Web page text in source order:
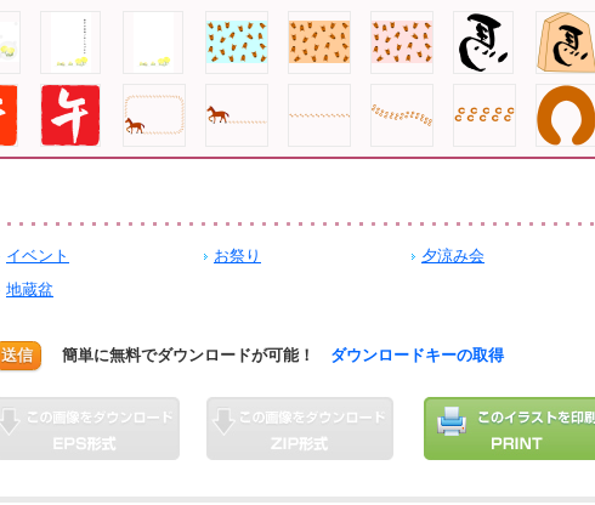
イベント お祭り
夕涼み会
地蔵盆
送信 簡単に無料でダウンロードが可能！ ダウンロードキーの取得